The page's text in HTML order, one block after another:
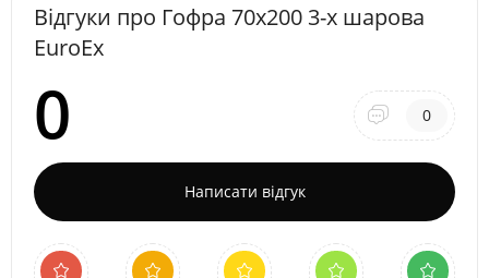
Відгуки про Гофра 70х200 3-х шарова
EuroEx
0 0
Написати відгук